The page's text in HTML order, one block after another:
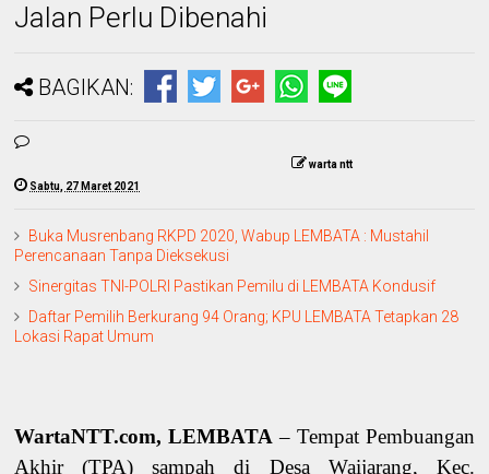
Jalan Perlu Dibenahi
BAGIKAN:
warta ntt
Sabtu, 27 Maret 2021
Buka Musrenbang RKPD 2020, Wabup LEMBATA : Mustahil
Perencanaan Tanpa Dieksekusi
Sinergitas TNI-POLRI Pastikan Pemilu di LEMBATA Kondusif
Daftar Pemilih Berkurang 94 Orang; KPU LEMBATA Tetapkan 28
Lokasi Rapat Umum
WartaNTT.com, LEMBATA – Tempat Pembuangan
Akhir (TPA) sampah di Desa Waijarang, Kec.